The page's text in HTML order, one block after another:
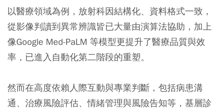
以醫療領域為例，放射科因結構化、資料格式一致，
從影像判讀到異常辨識皆已大量由演算法協助，加上
像Google Med-PaLM 等模型更提升了醫療品質與效
率，已進入自動化第二階段的重塑。
然而在高度依賴人際互動與專業判斷，包括病患溝
通、治療風險評估、情緒管理與風險告知等，基層診